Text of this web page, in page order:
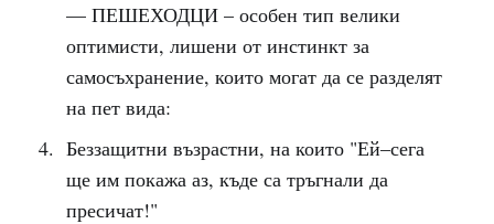
— ПЕШЕХОДЦИ – особен тип велики
оптимисти, лишени от инстинкт за
самосъхранение, които могат да се разделят
на пет вида:
Беззащитни възрастни, на които "Ей–сега
ще им покажа аз, къде са тръгнали да
пресичат!"